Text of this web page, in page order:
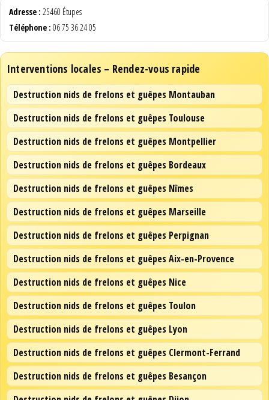
Adresse : 25460 Étupes
Téléphone : 06 75 36 24 05
Interventions locales – Rendez-vous rapide
Destruction nids de frelons et guêpes Montauban
Destruction nids de frelons et guêpes Toulouse
Destruction nids de frelons et guêpes Montpellier
Destruction nids de frelons et guêpes Bordeaux
Destruction nids de frelons et guêpes Nîmes
Destruction nids de frelons et guêpes Marseille
Destruction nids de frelons et guêpes Perpignan
Destruction nids de frelons et guêpes Aix-en-Provence
Destruction nids de frelons et guêpes Nice
Destruction nids de frelons et guêpes Toulon
Destruction nids de frelons et guêpes Lyon
Destruction nids de frelons et guêpes Clermont-Ferrand
Destruction nids de frelons et guêpes Besançon